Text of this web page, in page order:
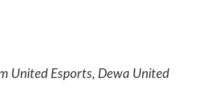
United Esports, Dewa United